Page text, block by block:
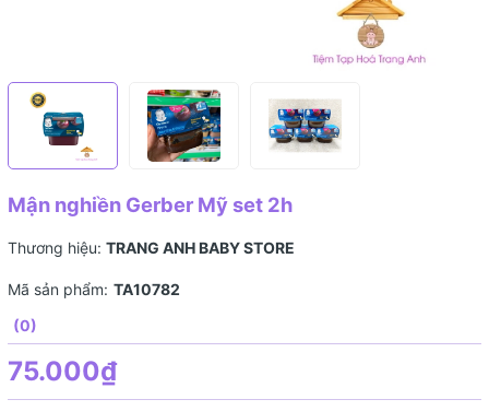
Mận nghiền Gerber Mỹ set 2h
Thương hiệu: TRANG ANH BABY STORE
Mã sản phẩm: TA10782
(0)
75.000₫